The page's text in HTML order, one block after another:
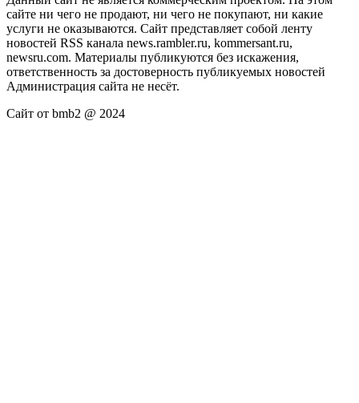
сайте ни чего не продают, ни чего не покупают, ни какие
услуги не оказываются. Сайт представляет собой ленту
новостей RSS канала news.rambler.ru, kommersant.ru,
newsru.com. Материалы публикуются без искажения,
ответственность за достоверность публикуемых новостей
Администрация сайта не несёт.
Сайт от bmb2 @ 2024